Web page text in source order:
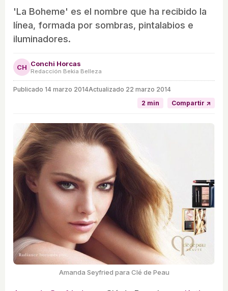
'La Boheme' es el nombre que ha recibido la
línea, formada por sombras, pintalabios e
iluminadores.
CH Conchi Horcas
Redacción Bekia Belleza
Publicado 14 marzo 2014Actualizado 22 marzo 2014
2 min
Compartir ↗
Amanda Seyfried para Clé de Peau